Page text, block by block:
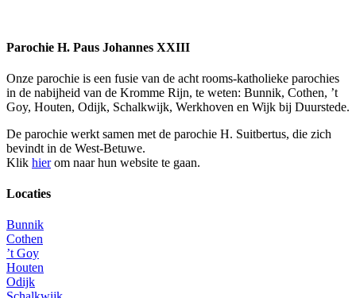
Parochie H. Paus Johannes XXIII
Onze parochie is een fusie van de acht rooms-katholieke parochies
in de nabijheid van de Kromme Rijn, te weten: Bunnik, Cothen, ’t
Goy, Houten, Odijk, Schalkwijk, Werkhoven en Wijk bij Duurstede.
De parochie werkt samen met de parochie H. Suitbertus, die zich
bevindt in de West-Betuwe.
Klik hierom naar hun website te gaan.
Locaties
Bunnik
Cothen
’t Goy
Houten
Odijk